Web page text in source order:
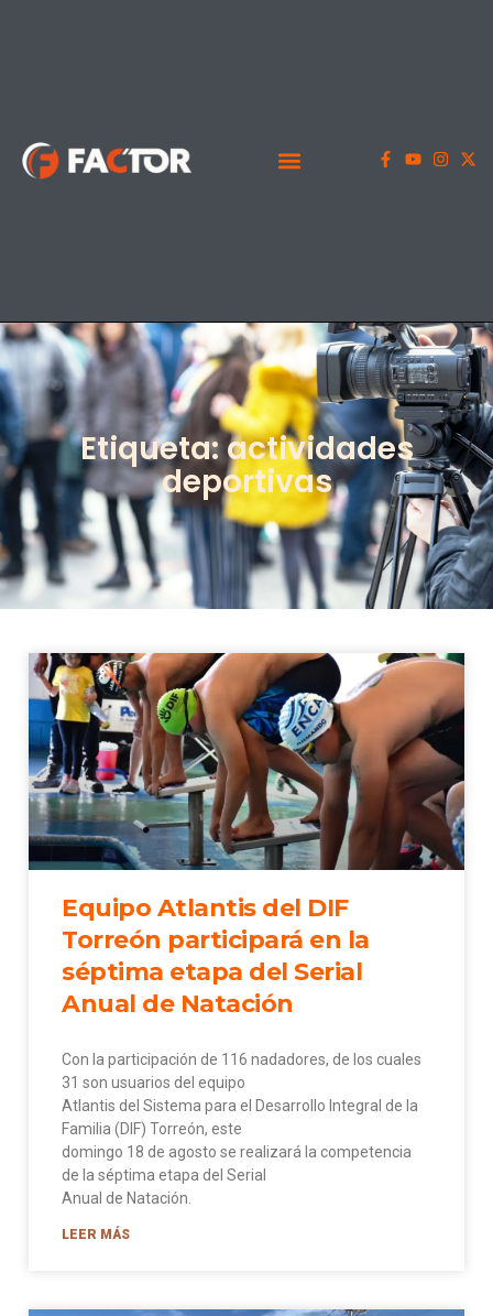
Etiqueta: actividades
deportivas
Equipo Atlantis del DIF
Torreón participará en la
séptima etapa del Serial
Anual de Natación
Con la participación de 116 nadadores, de los cuales
31 son usuarios del equipo
Atlantis del Sistema para el Desarrollo Integral de la
Familia (DIF) Torreón, este
domingo 18 de agosto se realizará la competencia
de la séptima etapa del Serial
Anual de Natación.
LEER MÁS